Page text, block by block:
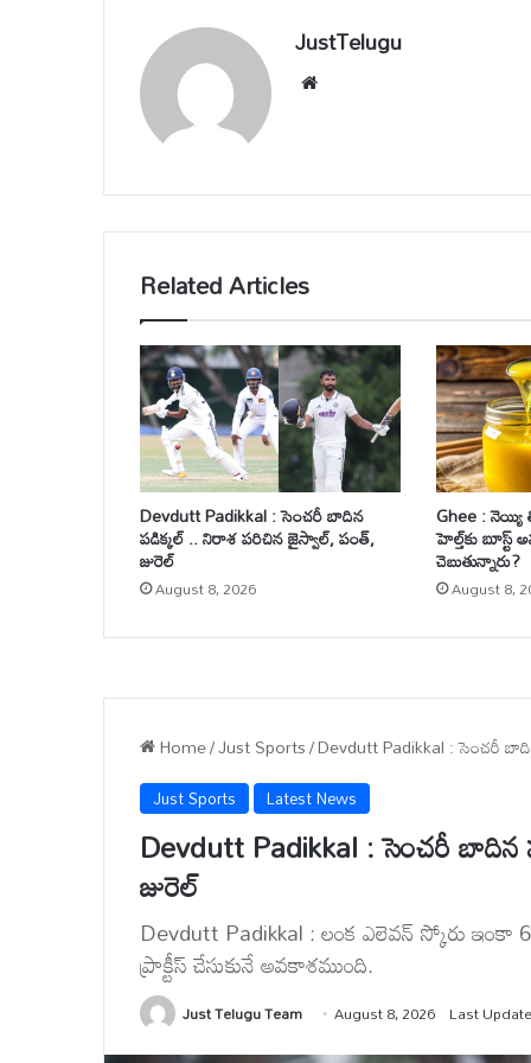
JustTelugu
Related Articles
Devdutt Padikkal : సెంచరీ బాదిన
పడిక్కల్ .. నిరాశ పరిచిన జైస్వాల్, పంత్,
జురెల్
August 8, 2026
Ghee :
హెల్త్‌కు బూస్ట్
చెబుతున్నారు?
August 8,